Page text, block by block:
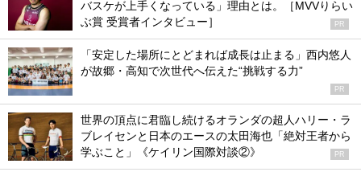
バスケが上手くなっている」理由とは。［MVVりらい
ぶ賞 受賞者インタビュー］
PR
「安定した場所にとどまれば成長は止まる」西内悠人
が故郷・高知で次世代へ伝えた“挑戦する力”
PR
世界の頂点に君臨し続けるオランダの超人ハリー・ラ
ブレイセンと日本のエースの太田海也「絶対王者から
学ぶこと」《ケイリン国際対談②》
PR